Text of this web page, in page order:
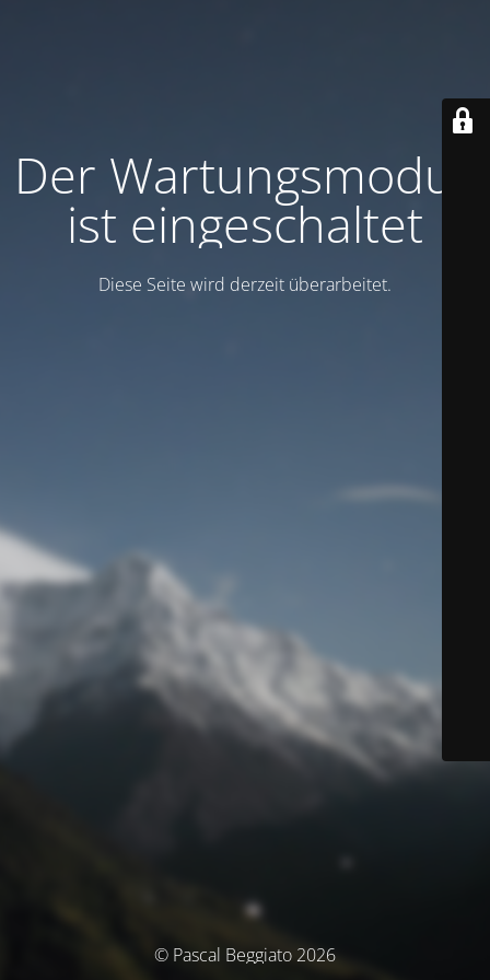
Der Wartungsmodus
ist eingeschaltet
Diese Seite wird derzeit überarbeitet.
© Pascal Beggiato 2026